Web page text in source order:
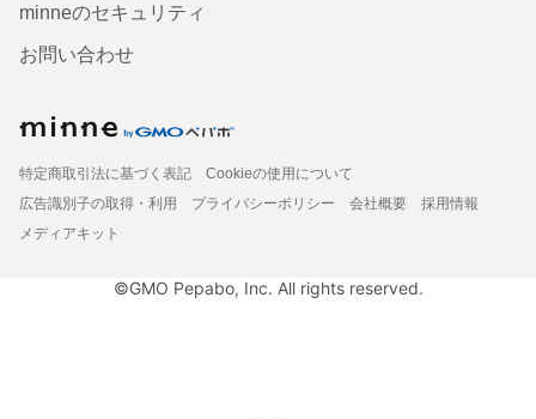
minneのセキュリティ
お問い合わせ
特定商取引法に基づく表記
Cookieの使用について
広告識別子の取得・利用
プライバシーポリシー 会社概要
採用情報
メディアキット
©GMO Pepabo, Inc. All rights reserved.